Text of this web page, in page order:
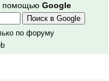
помощью Google
по форуму